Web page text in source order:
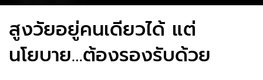
สูงวัยอยู่คนเดียวได้ แต่
นโยบาย…ต้องรองรับด้วย